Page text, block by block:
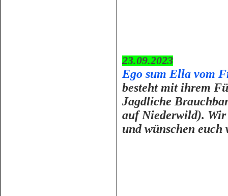
23.09.2023
Ego sum Ella vom
besteht mit ihrem
Jagdliche
auf Niederwild).
und wünschen